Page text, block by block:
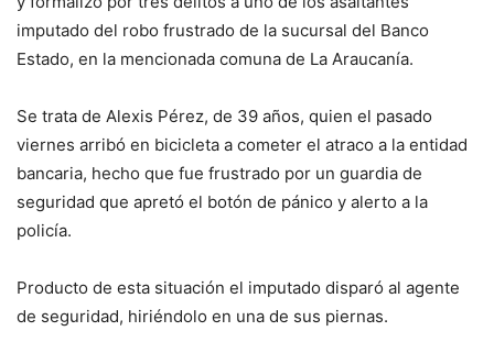
imputado del robo frustrado de la sucursal del Banco
Estado, en la mencionada comuna de La Araucanía.
Se trata de Alexis Pérez, de 39 años, quien el pasado
viernes arribó en bicicleta a cometer el atraco a la entidad
bancaria, hecho que fue frustrado por un guardia de
seguridad que apretó el botón de pánico y alerto a la
policía.
Producto de esta situación el imputado disparó al agente
de seguridad, hiriéndolo en una de sus piernas.